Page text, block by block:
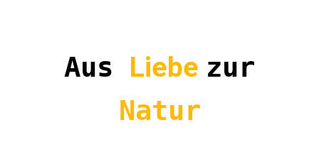
Aus Liebe zur
Natur